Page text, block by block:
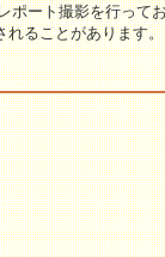
ポート撮影を行って
ることがあります。